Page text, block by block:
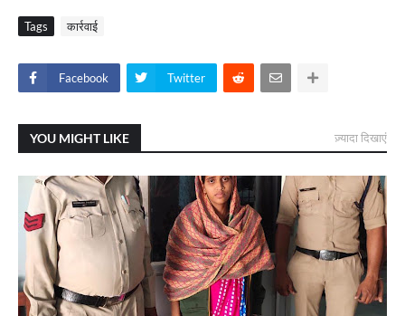
Tags कार्रवाई
Facebook Twitter
YOU MIGHT LIKE ज़्यादा दिखाएं